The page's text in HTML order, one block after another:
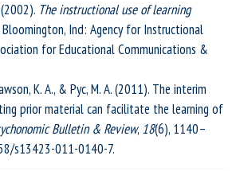
(2002). The instructional use of learning
Ind: Agency for Instructional
for Educational Communications &
K. A., & Pyc, M. A. (2011). The interim
prior material can facilitate the learning of
Bulletin & Review, 18(6), 1140–
s13423-011-0140-7.